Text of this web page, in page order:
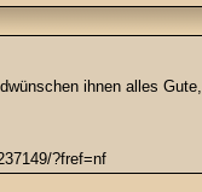
ihnen alles Gute,
?fref=nf